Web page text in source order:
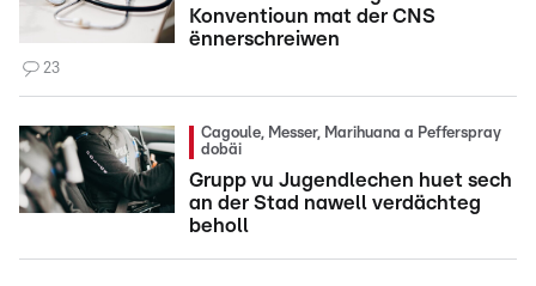
Konventioun mat der CNS
ënnerschreiwen
23
Cagoule, Messer, Marihuana a Pefferspray
dobäi
Grupp vu Jugendlechen huet sech
an der Stad nawell verdächteg
beholl